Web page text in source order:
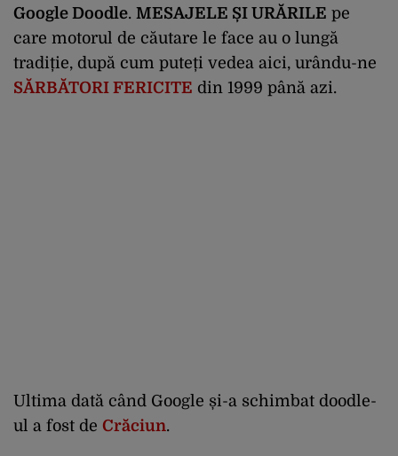
Google Doodle. MESAJELE ȘI URĂRILE pe
care motorul de căutare le face au o lungă
tradiție, după cum puteți vedea aici, urându-ne
SĂRBĂTORI FERICITE din 1999 până azi.
Ultima dată când Google și-a schimbat doodle-
ul a fost de Crăciun.